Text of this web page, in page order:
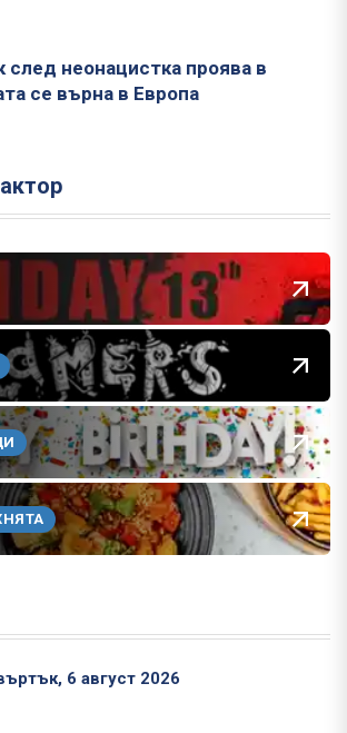
след неонацистка проява в
се върна в Европа
6 август 2026